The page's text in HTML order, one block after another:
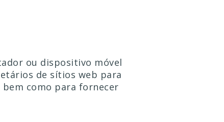
ou dispositivo móvel
de sítios web para
como para fornecer